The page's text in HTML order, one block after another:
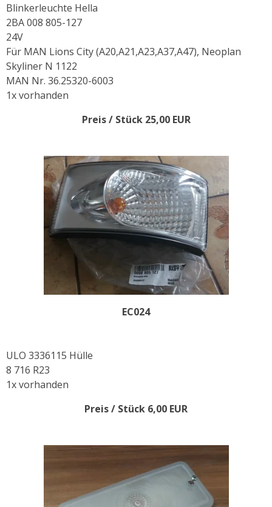
Blinkerleuchte Hella
2BA 008 805-127
24V
Für MAN Lions City (A20,A21,A23,A37,A47), Neoplan
Skyliner N 1122
MAN Nr. 36.25320-6003
1x vorhanden
Preis / Stück 25,00 EUR
EC024
ULO 3336115 Hülle
8 716 R23
1x vorhanden
Preis / Stück 6,00 EUR